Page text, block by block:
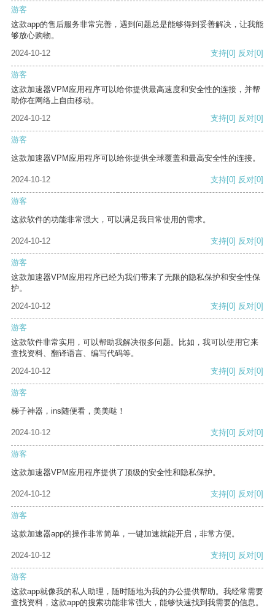
游客
这款app的售后服务非常完善，遇到问题总是能够得到妥善解决，让我能
够放心购物。
2024-10-12
支持[0] 反对[0]
游客
这款加速器VPM应用程序可以给你提供最高速度和安全性的连接，并帮
助你在网络上自由移动。
2024-10-12
支持[0] 反对[0]
游客
这款加速器VPM应用程序可以给你提供全球覆盖和最高安全性的连接。
2024-10-12 支持[0] 反对[0]
游客
这款软件的功能非常强大，可以满足我日常使用的需求。
2024-10-12 支持[0] 反对[0]
游客
这款加速器VPM应用程序已经为我们带来了无限的隐私保护和安全性保
护。
2024-10-12
支持[0] 反对[0]
游客
这款软件非常实用，可以帮助我解决很多问题。比如，我可以使用它来
查找资料、翻译语言、编写代码等。
2024-10-12
支持[0] 反对[0]
游客
梯子神器，ins随便看，美美哒！
2024-10-12 支持[0] 反对[0]
游客
这款加速器VPM应用程序提供了顶级的安全性和隐私保护。
2024-10-12 支持[0] 反对[0]
游客
这款加速器app的操作非常简单，一键加速就能开启，非常方便。
2024-10-12 支持[0] 反对[0]
游客
这款app就像我的私人助理，随时随地为我的办公提供帮助。我经常需要
查找资料，这款app的搜索功能非常强大，能够快速找到我需要的信息。